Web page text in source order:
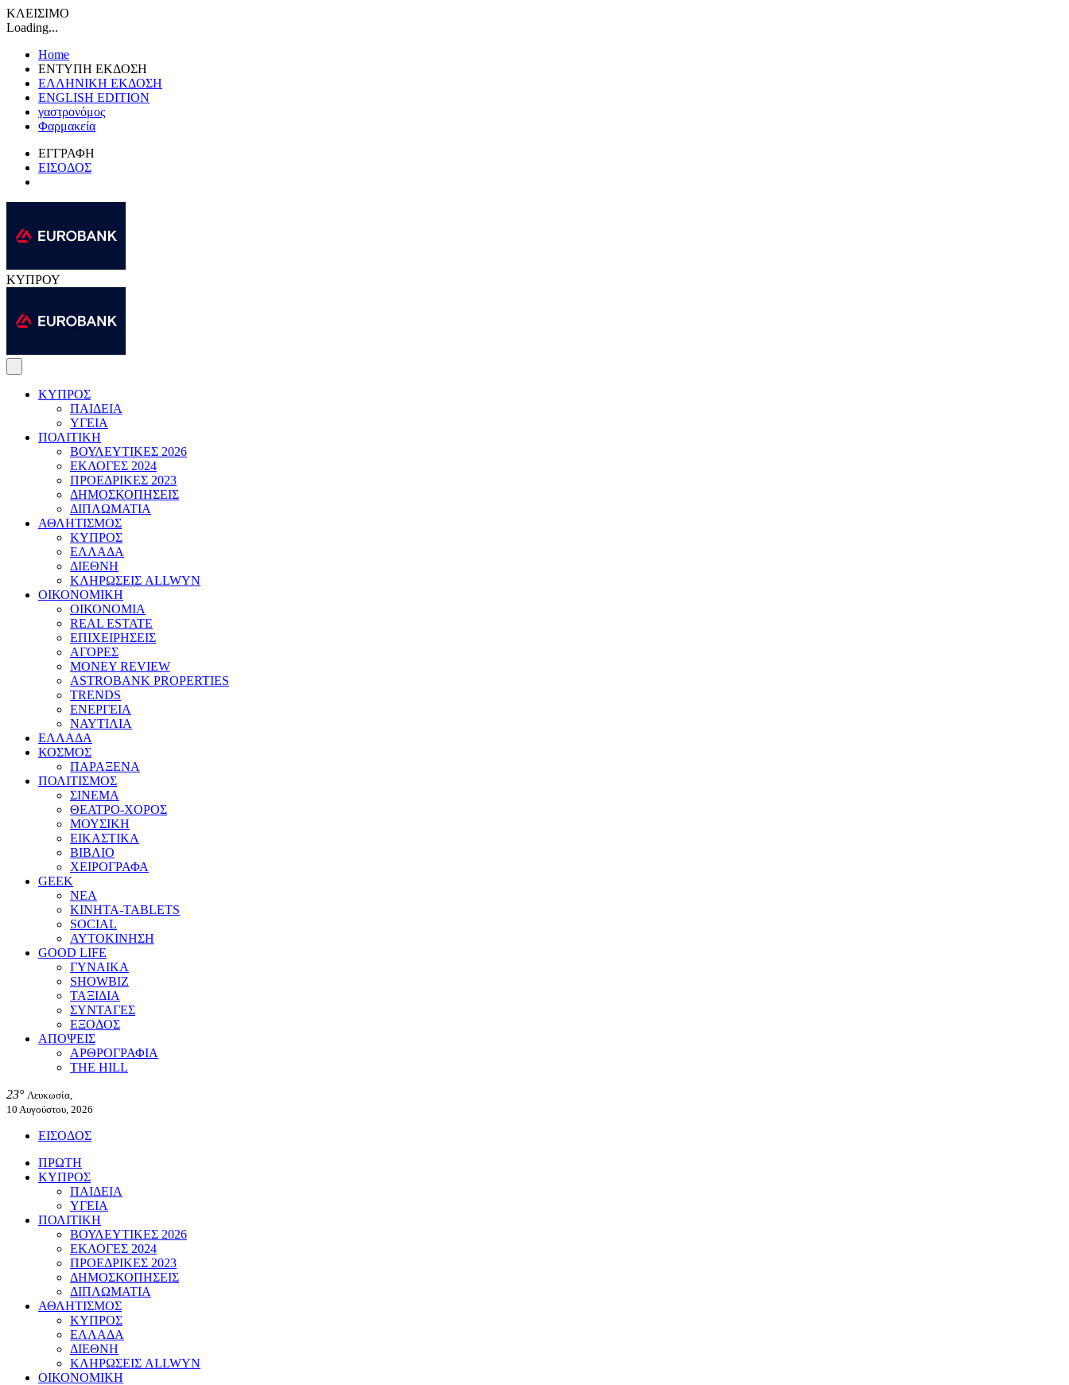
ΚΛΕΙΣΙΜΟ
Loading...
Home
ΕΝΤΥΠΗ ΕΚΔΟΣΗ
ΕΛΛΗΝΙΚΗ ΕΚΔΟΣΗ
ENGLISH EDITION
γαστρονόμος
Φαρμακεία
ΕΓΓΡΑΦΗ
ΕΙΣΟΔΟΣ
ΚΥΠΡΟΥ
ΚΥΠΡΟΣ
ΠΑΙΔΕΙΑ
ΥΓΕΙΑ
ΠΟΛΙΤΙΚΗ
ΒΟΥΛΕΥΤΙΚΕΣ 2026
ΕΚΛΟΓΕΣ 2024
ΠΡΟΕΔΡΙΚΕΣ 2023
ΔΗΜΟΣΚΟΠΗΣΕΙΣ
ΔΙΠΛΩΜΑΤΙΑ
ΑΘΛΗΤΙΣΜΟΣ
ΚΥΠΡΟΣ
ΕΛΛΑΔΑ
ΔΙΕΘΝΗ
ΚΛΗΡΩΣΕΙΣ ALLWYN
ΟΙΚΟΝΟΜΙΚΗ
ΟΙΚΟΝΟΜΙΑ
REAL ESTATE
ΕΠΙΧΕΙΡΗΣΕΙΣ
ΑΓΟΡΕΣ
MONEY REVIEW
ASTROBANK PROPERTIES
TRENDS
ΕΝΕΡΓΕΙΑ
ΝΑΥΤΙΛΙΑ
ΕΛΛΑΔΑ
ΚΟΣΜΟΣ
ΠΑΡΑΞΕΝΑ
ΠΟΛΙΤΙΣΜΟΣ
ΣΙΝΕΜΑ
ΘΕΑΤΡΟ-ΧΟΡΟΣ
ΜΟΥΣΙΚΗ
ΕΙΚΑΣΤΙΚΑ
ΒΙΒΛΙΟ
ΧΕΙΡΟΓΡΑΦΑ
GEEK
ΝΕΑ
ΚΙΝΗΤΑ-TABLETS
SOCIAL
ΑΥΤΟΚΙΝΗΣΗ
GOOD LIFE
ΓΥΝΑΙΚΑ
SHOWBIZ
ΤΑΞΙΔΙΑ
ΣΥΝΤΑΓΕΣ
ΕΞΟΔΟΣ
ΑΠΟΨΕΙΣ
ΑΡΘΡΟΓΡΑΦΙΑ
THE HILL
23° Λευκωσία,
10 Αυγούστου, 2026
ΕΙΣΟΔΟΣ
ΠΡΩΤΗ
ΚΥΠΡΟΣ
ΠΑΙΔΕΙΑ
ΥΓΕΙΑ
ΠΟΛΙΤΙΚΗ
ΒΟΥΛΕΥΤΙΚΕΣ 2026
ΕΚΛΟΓΕΣ 2024
ΠΡΟΕΔΡΙΚΕΣ 2023
ΔΗΜΟΣΚΟΠΗΣΕΙΣ
ΔΙΠΛΩΜΑΤΙΑ
ΑΘΛΗΤΙΣΜΟΣ
ΚΥΠΡΟΣ
ΕΛΛΑΔΑ
ΔΙΕΘΝΗ
ΚΛΗΡΩΣΕΙΣ ALLWYN
ΟΙΚΟΝΟΜΙΚΗ